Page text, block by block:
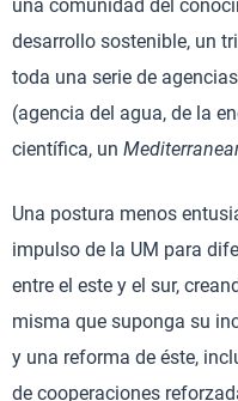
una comunidad del
desarrollo sostenible, un
toda una serie de
(agencia del agua, de la
científica, un
Una postura menos
impulso de la UM para
entre el este y el sur,
misma que suponga su
y una reforma de éste,
de cooperaciones